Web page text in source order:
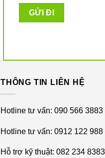
THÔNG TIN LIÊN HỆ
Hotline tư vấn: 090 566 3883
Hotline tư vấn: 0912 122 988
Hỗ trợ kỹ thuật: 082 234 8383